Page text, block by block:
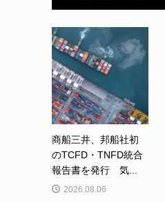
商船三井、邦船社初
のTCFD・TNFD統合
報告書を発行 気...
2026.08.06